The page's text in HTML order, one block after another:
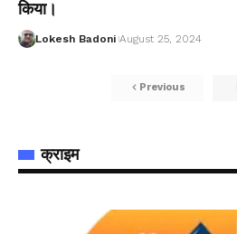
किया।
Lokesh Badoni August 25, 2024
Previous
क्राइम